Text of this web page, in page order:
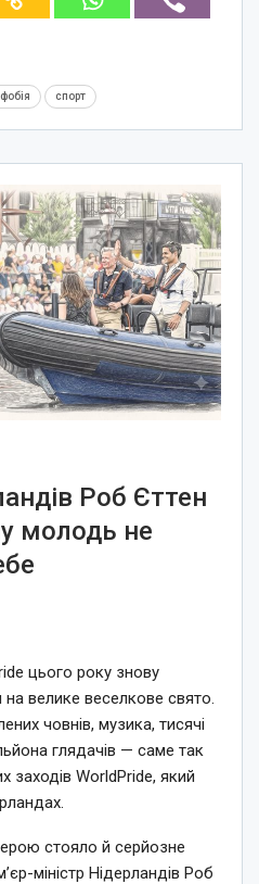
спорт
Роб Єттен
молодь не
цього року знову
на велике веселкове свято.
човнів, музика, тисячі
глядачів — саме так
заходів WorldPride, який
стояло й серйозне
міністр Нідерландів Роб